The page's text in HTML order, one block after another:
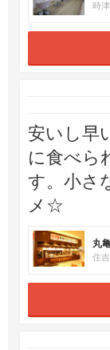
時津
安いし早
に食べら
す。小さ
メ☆
丸
住